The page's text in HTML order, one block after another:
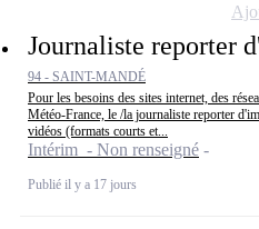
Journaliste reporter
94 - SAINT-MANDÉ
Pour les besoins des sites internet, des
Météo-France, le /la journaliste reporter
vidéos (formats courts et...
Intérim - Non renseigné
Publié il y a 17 jours